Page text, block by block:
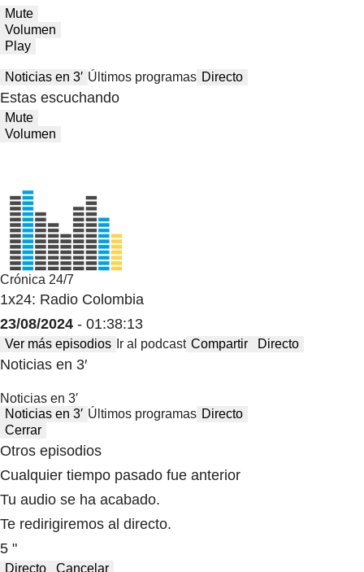
Mute
Volumen
Play
Noticias en 3′ Últimos programas Directo
Estas escuchando
Mute
Volumen
Crónica 24/7
1x24: Radio Colombia
23/08/2024 - 01:38:13
Ver más episodios Ir al podcast Compartir Directo
Noticias en 3′
Noticias en 3′
Noticias en 3′ Últimos programas Directo
Cerrar
Otros episodios
Cualquier tiempo pasado fue anterior
Tu audio se ha acabado.
Te redirigiremos al directo.
5 "
Directo Cancelar